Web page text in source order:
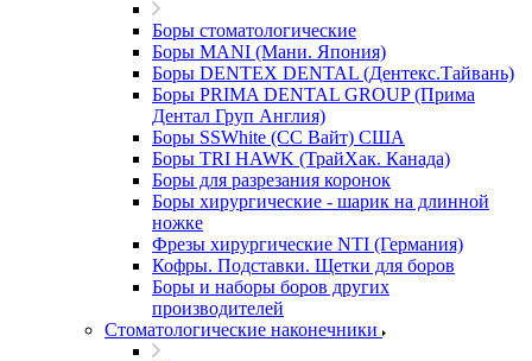
Боры стоматологические
Боры MANI (Мани. Япония)
Боры DENTEX DENTAL (Дентекс.Тайвань)
Боры PRIMA DENTAL GROUP (Прима
Дентал Груп Англия)
Боры SSWhite (СС Вайт) США
Боры TRI HAWK (ТрайХак. Канада)
Боры для разрезания коронок
Боры хирургические - шарик на длинной
ножке
Фрезы хирургические NTI (Германия)
Кофры. Подставки. Щетки для боров
Боры и наборы боров других
производителей
Стоматологические наконечники